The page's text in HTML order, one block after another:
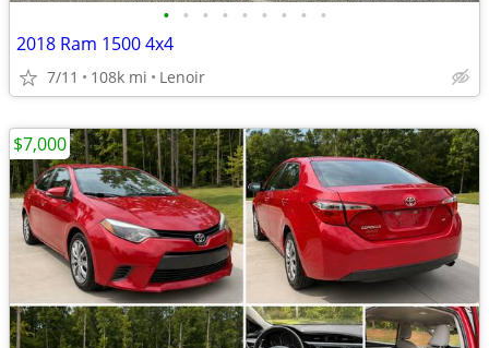
• • • • • • • • •
2018 Ram 1500 4x4
7/11 108k mi Lenoir
$7,000